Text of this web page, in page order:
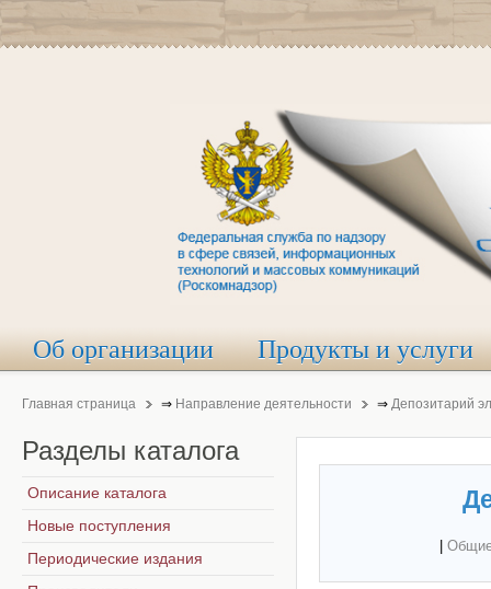
Об организации Продукты и услуги
Главная страница ⇒ Направление деятельности ⇒ Депозитарий
Разделы каталога
Описание каталога
Новые поступления
Периодические издания